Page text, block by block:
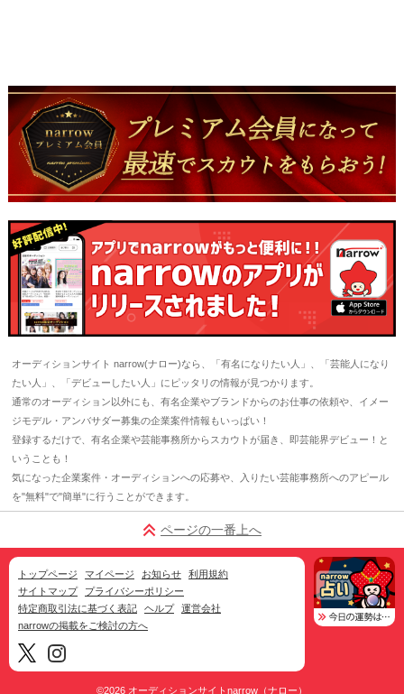
オーディションサイト narrow(ナロー)なら、「有名になりたい人」、「芸能人になり
たい人」、「デビューしたい人」にピッタリの情報が見つかります。
通常のオーディション以外にも、有名企業やブランドからのお仕事の依頼や、イメー
ジモデル・アンバサダー募集の企業案件情報もいっぱい！
登録するだけで、有名企業や芸能事務所からスカウトが届き、即芸能界デビュー！と
いうことも！
気になった企業案件・オーディションへの応募や、入りたい芸能事務所へのアピール
を"無料"で"簡単"に行うことができます。
ページの一番上へ
トップページ マイページ お知らせ
利用規約
サイトマップ
プライバシーポリシー
特定商取引法に基づく表記
ヘルプ
運営会社
narrowの掲載をご検討の方へ
©2026 オーディションサイトnarrow（ナロー）